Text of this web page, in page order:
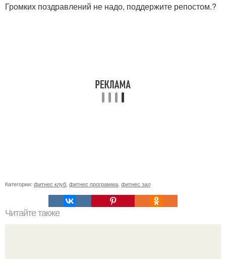
Громких поздравлений не надо, поддержите репостом.?
Категории: фитнес клуб, фитнес программа, фитнес зал
Читайте также